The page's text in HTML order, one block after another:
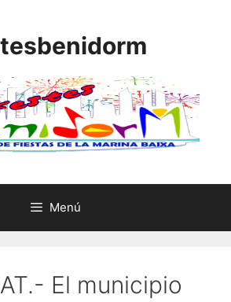
Menú
El municipio